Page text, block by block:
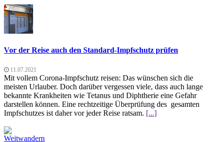
Vor der Reise auch den Standard-Impfschutz prüfen
11.07.2021
Mit vollem Corona-Impfschutz reisen: Das wünschen sich die
meisten Urlauber. Doch darüber vergessen viele, dass auch lange
bekannte Krankheiten wie Tetanus und Diphtherie eine Gefahr
darstellen können. Eine rechtzeitige Überprüfung des gesamten
Impfschutzes ist daher vor jeder Reise ratsam. [...]